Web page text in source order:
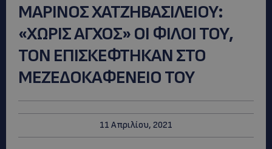
ΜΑΡΙΝΟΣ ΧΑΤΖΗΒΑΣΙΛΕΙΟΥ:
«ΧΩΡΙΣ ΑΓΧΟΣ» ΟΙ ΦΙΛΟΙ ΤΟΥ,
ΤΟΝ ΕΠΙΣΚΕΦΤΗΚΑΝ ΣΤΟ
ΜΕΖΕΔΟΚΑΦΕΝΕΙΟ ΤΟΥ
11 Απριλίου, 2021